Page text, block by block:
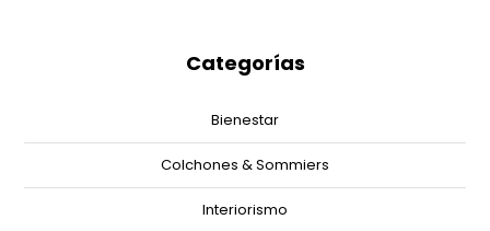
Categorías
Bienestar
Colchones & Sommiers
Interiorismo